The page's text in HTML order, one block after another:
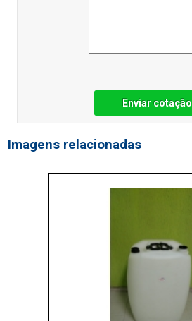
Enviar cotação
Imagens relacionadas